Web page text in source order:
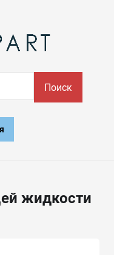
Поиск
жидкости